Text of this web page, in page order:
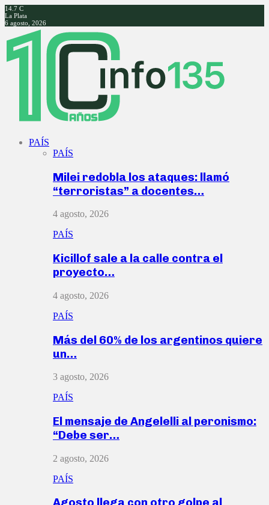
14.7 C
La Plata
6 agosto, 2026
Facebook
Twitter
Instagram
Youtube
PAÍS
PAÍS
Milei redobla los ataques: llamó
“terroristas” a docentes…
4 agosto, 2026
PAÍS
Kicillof sale a la calle contra el
proyecto…
4 agosto, 2026
PAÍS
Más del 60% de los argentinos quiere
un…
3 agosto, 2026
PAÍS
El mensaje de Angelelli al peronismo:
“Debe ser…
2 agosto, 2026
PAÍS